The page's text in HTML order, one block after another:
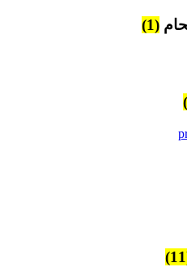
(1)